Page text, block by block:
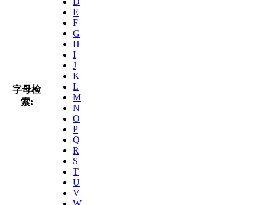
字母检
索:
E
F
G
H
I
J
K
L
M
N
O
P
Q
R
S
T
U
V